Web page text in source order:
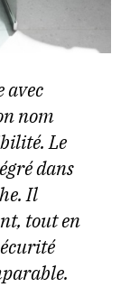
avec
nom
Le
dans
Il
tout en